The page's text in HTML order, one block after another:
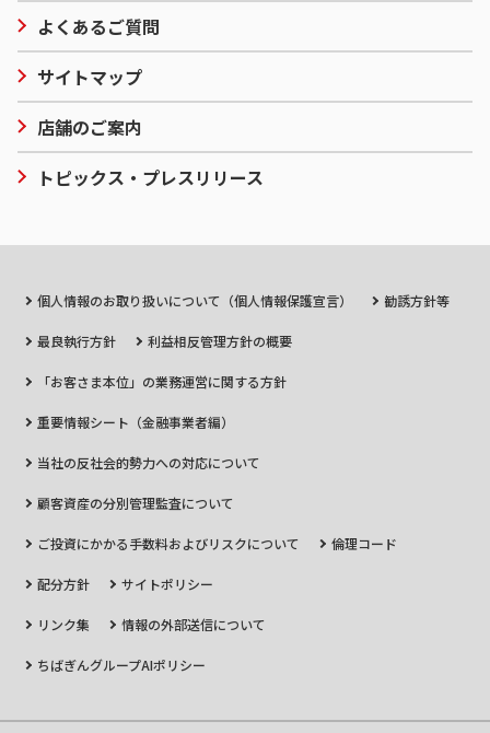
よくあるご質問
サイトマップ
店舗のご案内
トピックス・プレスリリース
個人情報のお取り扱いについて（個人情報保護宣言） 勧誘方針等
最良執行方針 利益相反管理方針の概要
「お客さま本位」の業務運営に関する方針
重要情報シート（金融事業者編）
当社の反社会的勢力への対応について
顧客資産の分別管理監査について
ご投資にかかる手数料およびリスクについて 倫理コード
配分方針 サイトポリシー
リンク集 情報の外部送信について
ちばぎんグループAIポリシー